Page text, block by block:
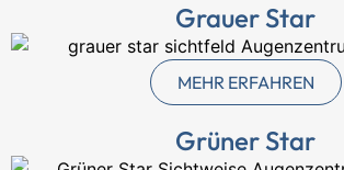
Grauer Star
MEHR ERFAHREN
Grüner Star